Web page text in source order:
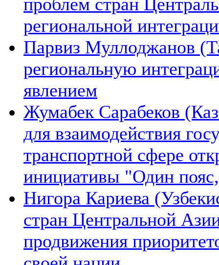
региональной
Парвиз Муллоджанов
региональную
явлением
Жумабек Сарабеков
для взаимодействия
транспортной сфере
инициативы "Один
Нигора Кариева
стран Центральной
продвижения